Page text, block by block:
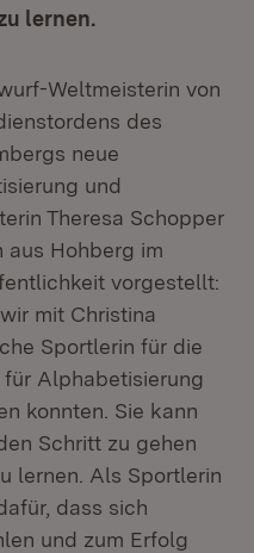
lernen.
Weltmeisterin von
des
neue
und
Theresa Schopper
Hohberg im
vorgestellt:
mit Christina
Sportlerin für die
Alphabetisierung
konnten. Sie kann
Schritt zu gehen
lernen. Als Sportlerin
dass sich
und zum Erfolg